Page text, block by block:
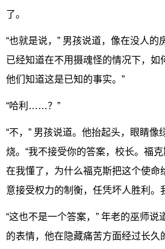
了。
“也就是说，” 男孩说道，像在没人的
已经知道在不用摄魂怪的情况下，如
他们知道这是已知的事实。”
“哈利……？”
“不，” 男孩说道。他抬起头，眼睛像
烧。“我不接受你的答案，校长。福
在我懂了，为什么福克斯把这个使命
意接受权力的制衡，任凭坏人胜利。
“这也不是一个答案，” 年老的巫师说
的表情，他在隐藏痛苦方面经过长久